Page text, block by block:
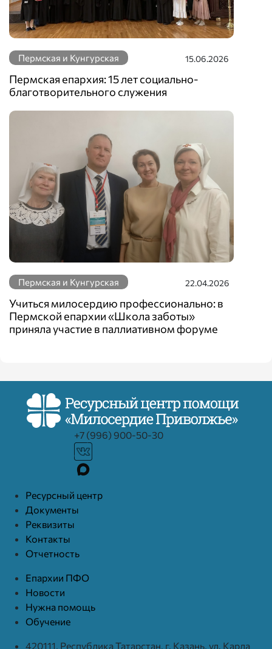
Пермская и Кунгурская 15.06.2026
Пермская епархия: 15 лет социально-
благотворительного служения
Пермская и Кунгурская 22.04.2026
Учиться милосердию профессионально: в
Пермской епархии «Школа заботы»
приняла участие в паллиативном форуме
+7 (996) 900-50-30
Ресурcный центр
Документы
Реквизиты
Контакты
Отчетность
Епархии ПФО
Новости
Нужна помощь
Обучение
420111, Республика Татарстан, г. Казань, ул. Карла